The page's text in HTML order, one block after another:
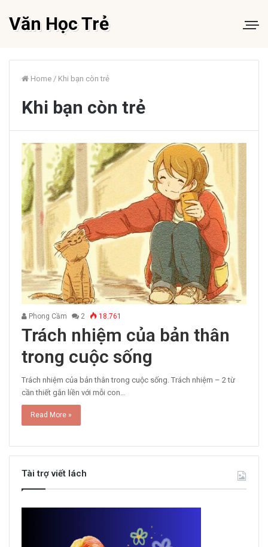
Văn Học Trẻ
Home / Khi bạn còn trẻ
Khi bạn còn trẻ
Phong Cầm 2 18.761
Trách nhiệm của bản thân
trong cuộc sống
Trách nhiệm của bản thân trong cuộc sống. Trách nhiệm – 2 từ
cần thiết gắn liền với mỗi con…
Read More »
Tài trợ viết lách